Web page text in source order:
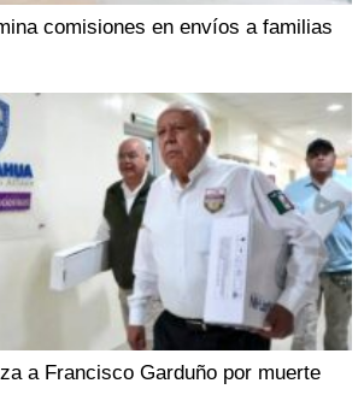
comisiones en envíos a familias
a Francisco Garduño por muerte